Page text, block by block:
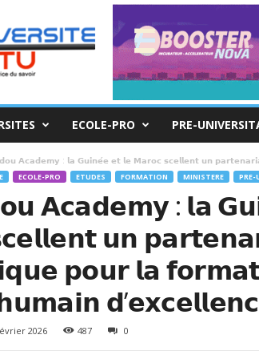
ECOLE-PRO PRE-
𝗔𝗰𝗮𝗱𝗲𝗺𝘆 : 𝗹𝗮 𝗚𝘂𝗶𝗻𝗲́𝗲 𝗲𝘁 𝗹𝗲 𝗠𝗮𝗿𝗼𝗰 𝘀𝗰𝗲𝗹𝗹𝗲𝗻𝘁 𝘂𝗻
ECOLE-PRO ETUDES FORMATION MINISTERE PRE-
𝗔𝗰𝗮𝗱𝗲𝗺𝘆 : 𝗹𝗮
𝘂𝗻
𝗽𝗼𝘂𝗿 𝗹𝗮
2026 487 0